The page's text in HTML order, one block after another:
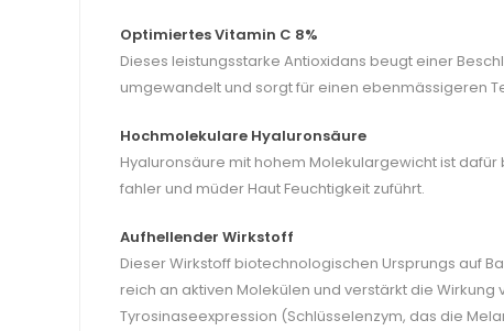
Optimiertes Vitamin C 8%
Dieses leistungsstarke Antioxidans beugt einer
umgewandelt und sorgt für einen ebenmässigeren
Hochmolekulare Hyaluronsäure
Hyaluronsäure mit hohem Molekulargewicht ist
fahler und müder Haut Feuchtigkeit zuführt.
Aufhellender Wirkstoff
Dieser Wirkstoff biotechnologischen Ursprungs auf
reich an aktiven Molekülen und verstärkt die
Tyrosinaseexpression (Schlüsselenzym, das die